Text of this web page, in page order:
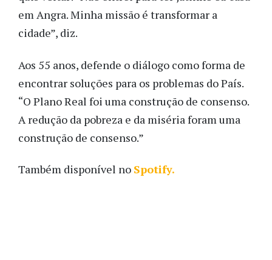
em Angra. Minha missão é transformar a
cidade”, diz.
Aos 55 anos, defende o diálogo como forma de
encontrar soluções para os problemas do País.
“O Plano Real foi uma construção de consenso.
A redução da pobreza e da miséria foram uma
construção de consenso.”
Também disponível no Spotify.